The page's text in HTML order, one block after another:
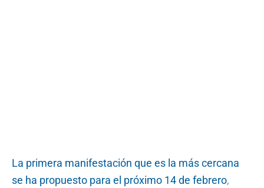
La primera manifestación que es la más cercana
se ha propuesto para el próximo 14 de febrero,